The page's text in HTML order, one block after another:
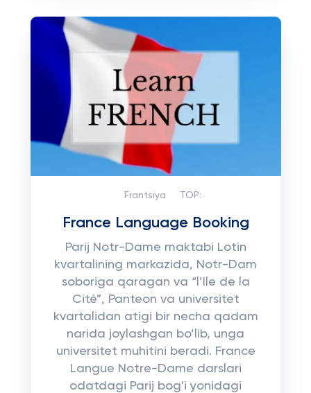
Frantsiya TOP:
France Language Booking
Parij Notr-Dame maktabi Lotin
kvartalining markazida, Notr-Dam
soboriga qaragan va “l’Ile de la
Cité”, Panteon va universitet
kvartalidan atigi bir necha qadam
narida joylashgan bo‘lib, unga
universitet muhitini beradi. France
Langue Notre-Dame darslari
odatdagi Parij bog'i yonidagi